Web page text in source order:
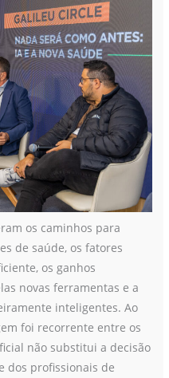
os caminhos para
de saúde, os fatores
os ganhos
novas ferramentas e a
inteligentes. Ao
foi recorrente entre os
não substitui a decisão
dos profissionais de